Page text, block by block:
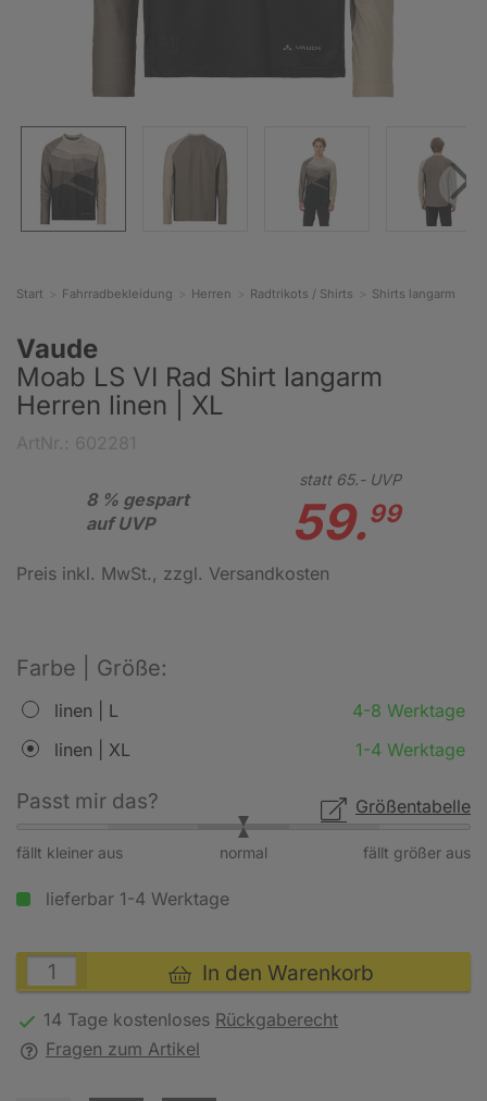
Start Fahrradbekleidung Herren Radtrikots / Shirts Shirts langarm
Vaude
Moab LS VI Rad Shirt langarm
Herren linen | XL
8 % gespart
auf UVP
statt 65.-UVP
59.99
Preis inkl. MwSt., zzgl. Versandkosten
Farbe | Größe:
linen | L
4-8 Werktage
linen | XL
1-4 Werktage
Größentabelle
Passt mir das?
fällt kleiner aus fällt größer aus
normal
lieferbar 1-4 Werktage
In den Warenkorb
14 Tage kostenloses Rückgaberecht
Fragen zum Artikel